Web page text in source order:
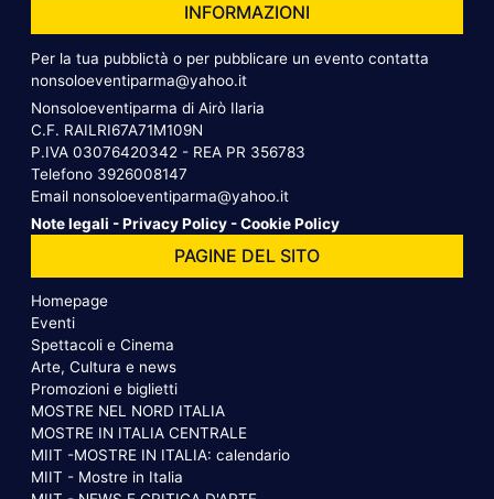
INFORMAZIONI
Per la tua pubblictà o per pubblicare un evento contatta
nonsoloeventiparma@yahoo.it
Nonsoloeventiparma di Airò Ilaria
C.F. RAILRI67A71M109N
P.IVA 03076420342 - REA PR 356783
Telefono 3926008147
Email nonsoloeventiparma@yahoo.it
Note legali -Privacy Policy -Cookie Policy
PAGINE DEL SITO
Homepage
Eventi
Spettacoli e Cinema
Arte, Cultura e news
Promozioni e biglietti
MOSTRE NEL NORD ITALIA
MOSTRE IN ITALIA CENTRALE
MIIT -MOSTRE IN ITALIA: calendario
MIIT - Mostre in Italia